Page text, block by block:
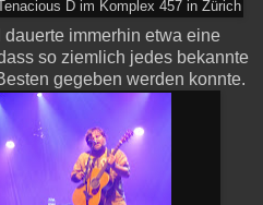
D im Komplex 457 in Zürich
immerhin etwa eine
so ziemlich jedes bekannte
gegeben werden konnte.